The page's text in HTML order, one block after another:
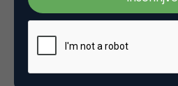
Soundtrack tool:
gebruiken
Beschrijvende tekst